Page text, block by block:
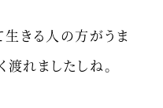
きる人の方がうま
渡れましたしね。